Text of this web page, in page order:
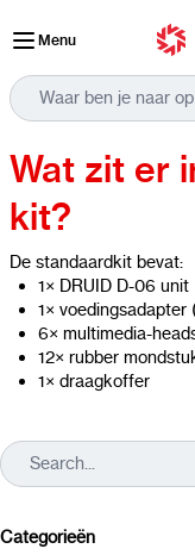
Menu
Wat zit er
kit?
De standaardkit bevat:
1× DRUID D-06 unit
1× voedingsadapter
6× multimedia-
12× rubber
1× draagkoffer
Categorieën